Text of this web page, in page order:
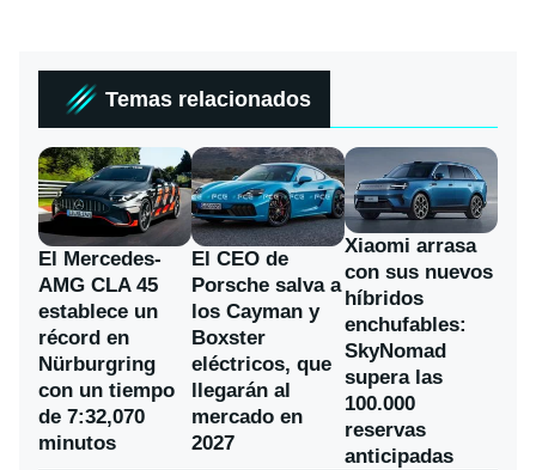
Temas relacionados
El Mercedes-
AMG CLA 45
establece un
récord en
Nürburgring
con un tiempo
de 7:32,070
minutos
El CEO de
Porsche salva a
los Cayman y
Boxster
eléctricos, que
llegarán al
mercado en
2027
Xiaomi arrasa
con sus nuevos
híbridos
enchufables:
SkyNomad
supera las
100.000
reservas
anticipadas